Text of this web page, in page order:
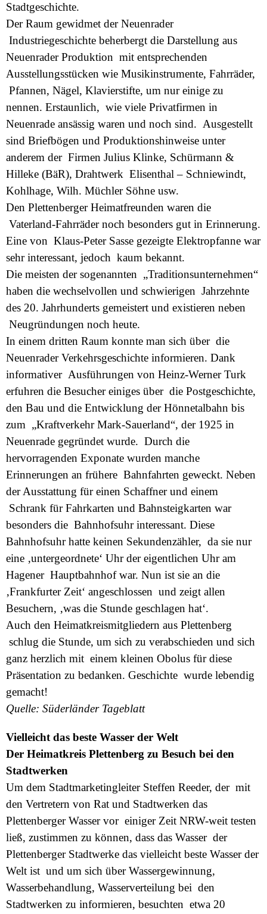
Stadtgeschichte.
Der Raum gewidmet der Neuenrader
Industriegeschichte beherbergt die Darstellung aus
Neuenrader Produktion mit entsprechenden
Ausstellungsstücken wie Musikinstrumente, Fahrräder,
Pfannen, Nägel, Klavierstifte, um nur einige zu
nennen. Erstaunlich, wie viele Privatfirmen in
Neuenrade ansässig waren und noch sind. Ausgestellt
sind Briefbögen und Produktionshinweise unter
anderem der Firmen Julius Klinke, Schürmann &
Hilleke (BäR), Drahtwerk Elisenthal – Schniewindt,
Kohlhage, Wilh. Müchler Söhne usw.
Den Plettenberger Heimatfreunden waren die
Vaterland-Fahrräder noch besonders gut in Erinnerung.
Eine von Klaus-Peter Sasse gezeigte Elektropfanne war
sehr interessant, jedoch kaum bekannt.
Die meisten der sogenannten „Traditionsunternehmen“
haben die wechselvollen und schwierigen Jahrzehnte
des 20. Jahrhunderts gemeistert und existieren neben
Neugründungen noch heute.
In einem dritten Raum konnte man sich über die
Neuenrader Verkehrsgeschichte informieren. Dank
informativer Ausführungen von Heinz-Werner Turk
erfuhren die Besucher einiges über die Postgeschichte,
den Bau und die Entwicklung der Hönnetalbahn bis
zum „Kraftverkehr Mark-Sauerland“, der 1925 in
Neuenrade gegründet wurde. Durch die
hervorragenden Exponate wurden manche
Erinnerungen an frühere Bahnfahrten geweckt. Neben
der Ausstattung für einen Schaffner und einem
Schrank für Fahrkarten und Bahnsteigkarten war
besonders die Bahnhofsuhr interessant. Diese
Bahnhofsuhr hatte keinen Sekundenzähler, da sie nur
eine ‚untergeordnete‘ Uhr der eigentlichen Uhr am
Hagener Hauptbahnhof war. Nun ist sie an die
‚Frankfurter Zeit‘ angeschlossen und zeigt allen
Besuchern, ‚was die Stunde geschlagen hat‘.
Auch den Heimatkreismitgliedern aus Plettenberg
schlug die Stunde, um sich zu verabschieden und sich
ganz herzlich mit einem kleinen Obolus für diese
Präsentation zu bedanken. Geschichte wurde lebendig
gemacht!
Quelle: Süderländer Tageblatt
Vielleicht das beste Wasser der Welt
Der Heimatkreis Plettenberg zu Besuch bei den
Stadtwerken
Um dem Stadtmarketingleiter Steffen Reeder, der mit
den Vertretern von Rat und Stadtwerken das
Plettenberger Wasser vor einiger Zeit NRW-weit testen
ließ, zustimmen zu können, dass das Wasser der
Plettenberger Stadtwerke das vielleicht beste Wasser der
Welt ist und um sich über Wassergewinnung,
Wasserbehandlung, Wasserverteilung bei den
Stadtwerken zu informieren, besuchten etwa 20